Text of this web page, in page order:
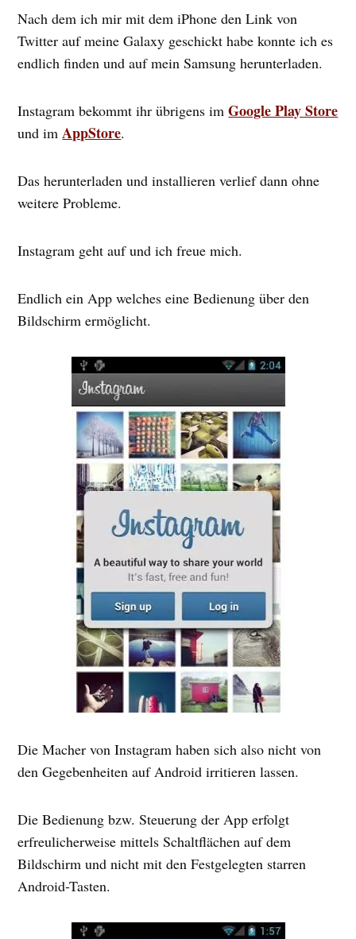
Nach dem ich mir mit dem iPhone den Link von
Twitter auf meine Galaxy geschickt habe konnte ich es
endlich finden und auf mein Samsung herunterladen.
Instagram bekommt ihr übrigens imGoogle Play Store
und imAppStore.
Das herunterladen und installieren verlief dann ohne
weitere Probleme.
Instagram geht auf und ich freue mich.
Endlich ein App welches eine Bedienung über den
Bildschirm ermöglicht.
Die Macher von Instagram haben sich also nicht von
den Gegebenheiten auf Android irritieren lassen.
Die Bedienung bzw. Steuerung der App erfolgt
erfreulicherweise mittels Schaltflächen auf dem
Bildschirm und nicht mit den Festgelegten starren
Android-Tasten.